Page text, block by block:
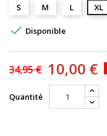
S
M L XL
 Disponible
34,95 € 10,00 €
Quantité